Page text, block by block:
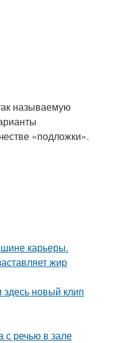
называемую
«подложки».
карьеры.
жир
новый клип
с речью в зале